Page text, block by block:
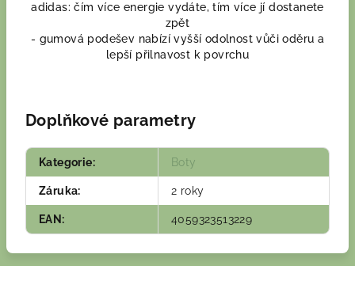
adidas: čím více energie vydáte, tím více jí dostanete
zpět
- gumová podešev nabízí vyšší odolnost vůči oděru a
lepší přilnavost k povrchu
Doplňkové parametry
Kategorie: Boty
Záruka: 2 roky
EAN : 4059323513229